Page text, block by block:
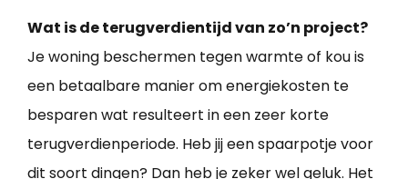
Wat is de terugverdientijd van zo’n project?
Je woning beschermen tegen warmte of kou is
een betaalbare manier om energiekosten te
besparen wat resulteert in een zeer korte
terugverdienperiode. Heb jij een spaarpotje voor
dit soort dingen? Dan heb je zeker wel geluk. Het